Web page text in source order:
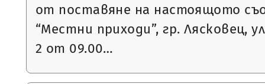
от поставяне на настоящото
“Местни приходи”, гр. Лясковец,
2 от 09.00…